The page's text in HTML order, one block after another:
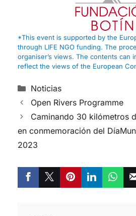
*This event is supported by the
through LIFE NGO funding. The
organiser’s views. The contents can
reflect the views of the European
Noticias
Open Rivers Programme
Caminando 30 kilómetros
en conmemoración del
2023